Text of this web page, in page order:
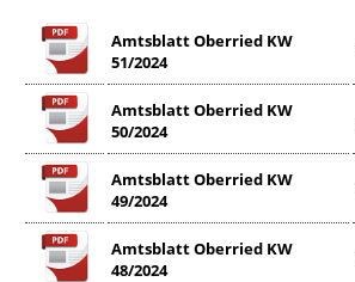
Amtsblatt Oberried KW
51/2024
Amtsblatt Oberried KW
50/2024
Amtsblatt Oberried KW
49/2024
Amtsblatt Oberried KW
48/2024